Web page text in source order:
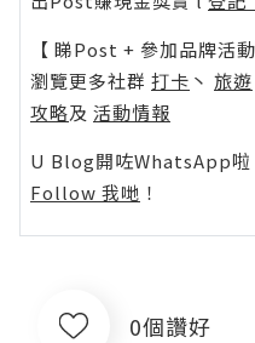
【 睇Post + 參加品牌活動
瀏覽更多社群 打卡 丶 旅遊
攻略及 活動情報
U Blog開咗WhatsApp啦
Follow 我哋 ！
0個讚好